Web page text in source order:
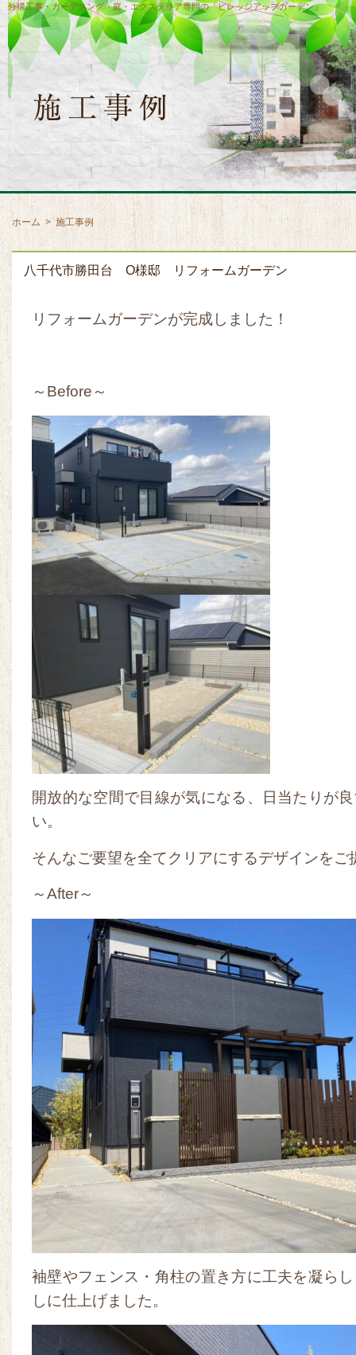
外構工事・ガーデニング・庭・エクステリア専門の「ビレッジアップガーデン」
ホーム > 施工事例
八千代市勝田台 O様邸 リフォームガーデン
リフォームガーデンが完成しました！
～Before～
開放的な空間で目線が気になる、日当たりが
い。
そんなご要望を全てクリアにするデザインをご
～After～
袖壁やフェンス・角柱の置き方に工夫を凝ら
しに仕上げました。